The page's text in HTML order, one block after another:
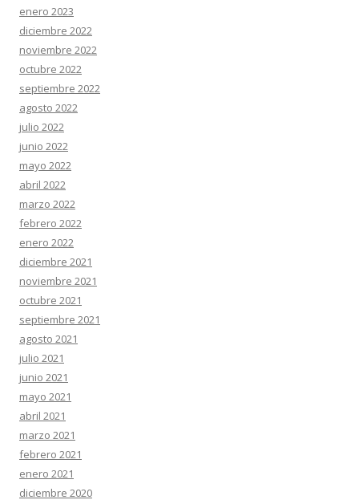
enero 2023
diciembre 2022
noviembre 2022
octubre 2022
septiembre 2022
agosto 2022
julio 2022
junio 2022
mayo 2022
abril 2022
marzo 2022
febrero 2022
enero 2022
diciembre 2021
noviembre 2021
octubre 2021
septiembre 2021
agosto 2021
julio 2021
junio 2021
mayo 2021
abril 2021
marzo 2021
febrero 2021
enero 2021
diciembre 2020